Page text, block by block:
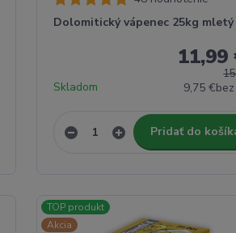
Dolomitický vápenec 25kg mletý
11,99
9,75 €
Skladom
Pridať do
TOP produkt
Akcia